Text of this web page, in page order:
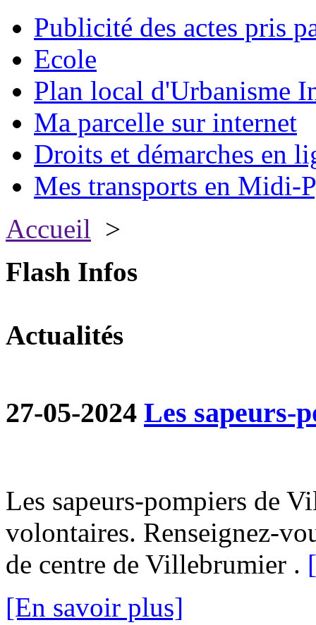
Publicité des actes pris
Ecole
Plan local d'Urbanisme
Ma parcelle sur internet
Droits et démarches en
Mes transports en Midi-
Accueil >
Flash Infos
Actualités
27-05-2024 Les sapeurs-
Les sapeurs-pompiers de
volontaires. Renseignez-
de centre de Villebrumier .
[En savoir plus]